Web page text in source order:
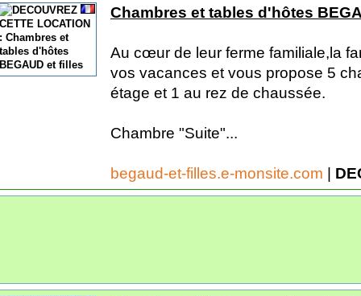
Chambres et tables d'hôtes
Au cœur de leur ferme familiale,la
vos vacances et vous propose 5
étage et 1 au rez de chaussée.
Chambre "Suite"...
begaud-et-filles.e-monsite.com |